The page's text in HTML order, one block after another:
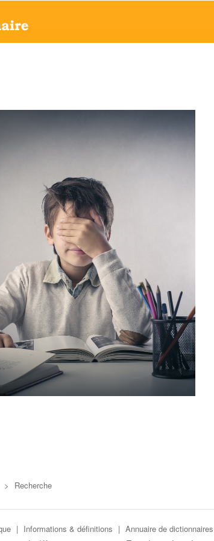
> Recherche
| Informations & définitions | Annuaire de dictionnaires